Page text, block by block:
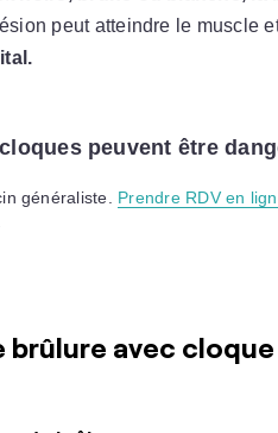
peut atteindre le muscle
peuvent être
généraliste. Prendre RDV en
avec cloque